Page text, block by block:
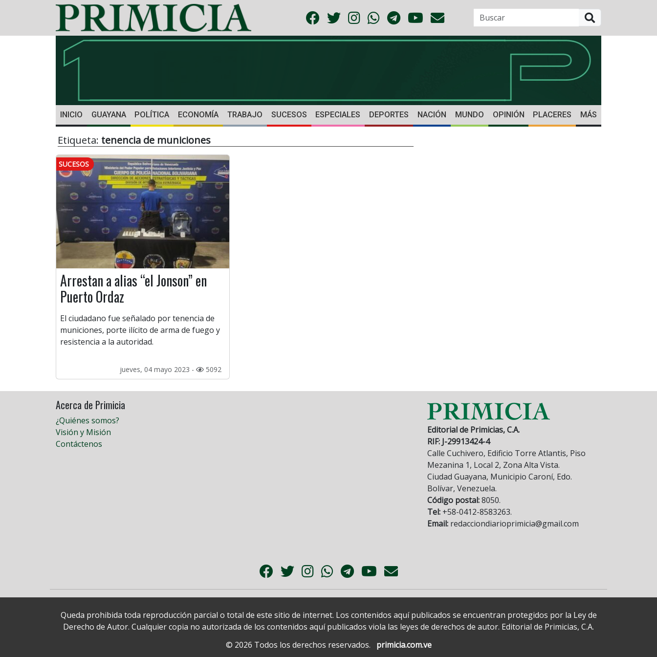
INICIO GUAYANA POLÍTICA ECONOMÍA TRABAJO SUCESOS ESPECIALES DEPORTES NACIÓN MUNDO OPINIÓN PLACERES MÁS
Etiqueta: tenencia de municiones
SUCESOS
Arrestan a alias “el Jonson” en
Puerto Ordaz
El ciudadano fue señalado por tenencia de
municiones, porte ilícito de arma de fuego y
resistencia a la autoridad.
jueves, 04 mayo 2023 - 5092
Acerca de Primicia
¿Quiénes somos?
Visión y Misión
Contáctenos
Editorial de Primicias, C.A.
RIF: J-29913424-4
Calle Cuchivero, Edificio Torre Atlantis, Piso
Mezanina 1, Local 2, Zona Alta Vista.
Ciudad Guayana, Municipio Caroní, Edo.
Bolívar, Venezuela.
Código postal:8050.
Tel: +58-0412-8583263.
Email: redacciondiarioprimicia@gmail.com
Queda prohibida toda reproducción parcial o total de este sitio de internet. Los contenidos aquí publicados se encuentran protegidos por la Ley de
Derecho de Autor. Cualquier copia no autorizada de los contenidos aquí publicados viola las leyes de derechos de autor. Editorial de Primicias, C.A.
© 2026 Todos los derechos reservados.
primicia.com.ve